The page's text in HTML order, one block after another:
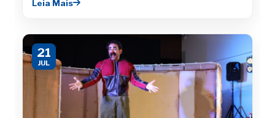
Leia Mais
21
JUL